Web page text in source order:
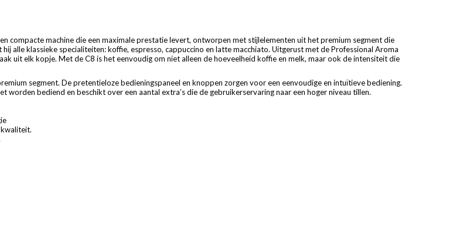
compacte machine die een maximale prestatie levert, ontworpen met stijlelementen uit het premium segment die
alle klassieke ­specialiteiten: koffie, espresso, cappuccino en latte macchiato. Uitgerust met de Professional Aroma
uit elk kopje. Met de C8 is het eenvoudig om niet alleen de hoeveelheid koffie en melk, maar ook de intensiteit die
segment. De pretentieloze bedienings­paneel en knoppen zorgen voor een eenvoudige en intuïtieve bediening.
bediend en beschikt over een aantal extra’s die de gebruikerservaring naar een hoger niveau tillen.